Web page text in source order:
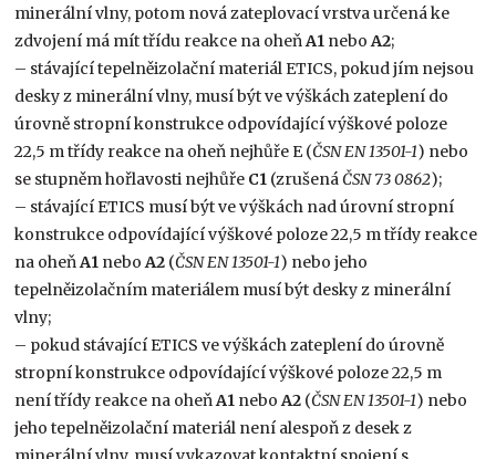
minerální vlny, potom nová zateplovací vrstva určená ke
zdvojení má mít třídu reakce na oheňA1 neboA2;
– stávající tepelněizolační materiál ETICS, pokud jím nejsou
desky z minerální vlny, musí být ve výškách zateplení do
úrovně stropní konstrukce odpovídající výškové poloze
22,5 m třídy reakce na oheň nejhůře E (ČSN EN 13501-1) nebo
se stupněm hořlavosti nejhůře C1 (zrušenáČSN 73 0862);
– stávající ETICS musí být ve výškách nad úrovní stropní
konstrukce odpovídající výškové poloze 22,5 m třídy reakce
na oheňA1 neboA2 (ČSN EN 13501-1) nebo jeho
tepelněizolačním materiálem musí být desky z minerální
vlny;
– pokud stávající ETICS ve výškách zateplení do úrovně
stropní konstrukce odpovídající výškové poloze 22,5 m
není třídy reakce na oheňA1 neboA2 (ČSN EN 13501-1) nebo
jeho tepelněizolační materiál není alespoň z desek z